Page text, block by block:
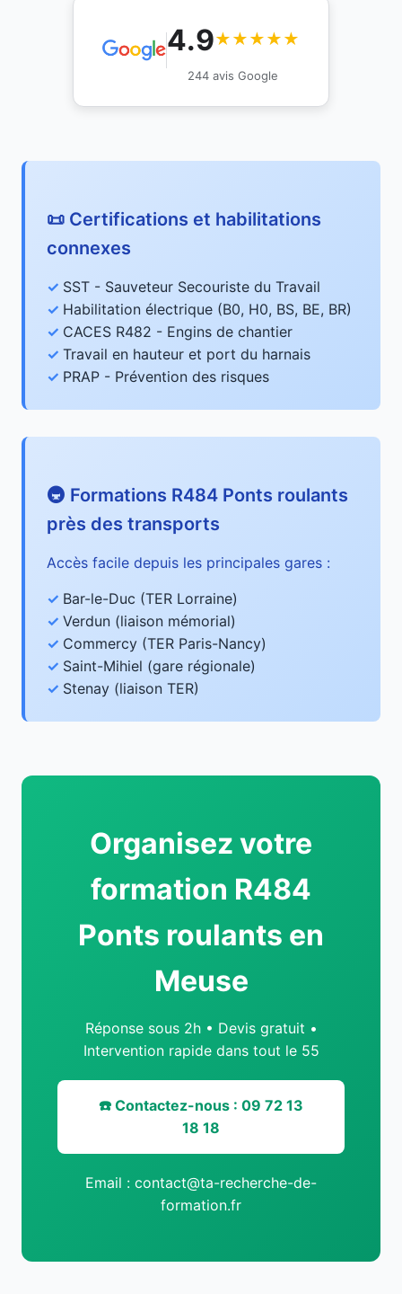
4.9★★★★★
244 avis Google
📜 Certifications et habilitations
connexes
SST - Sauveteur Secouriste du Travail
Habilitation électrique (B0, H0, BS, BE, BR)
CACES R482 - Engins de chantier
Travail en hauteur et port du harnais
PRAP - Prévention des risques
🚇 Formations R484 Ponts roulants
près des transports
Accès facile depuis les principales gares :
Bar-le-Duc (TER Lorraine)
Verdun (liaison mémorial)
Commercy (TER Paris-Nancy)
Saint-Mihiel (gare régionale)
Stenay (liaison TER)
Organisez votre
formation R484
Ponts roulants en
Meuse
Réponse sous 2h • Devis gratuit •
Intervention rapide dans tout le 55
☎️ Contactez-nous : 09 72 13
18 18
Email : contact@ta-recherche-de-
formation.fr